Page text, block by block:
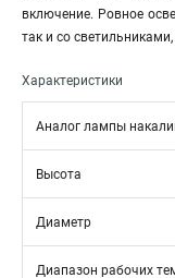
включение. Ровное
так и со
Характеристики
Аналог лампы
Высота
Диаметр
Диапазон рабочих